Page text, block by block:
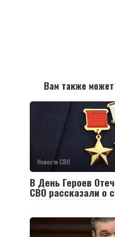
Вам также
Новости СВО
В День Героев
СВО рассказали о